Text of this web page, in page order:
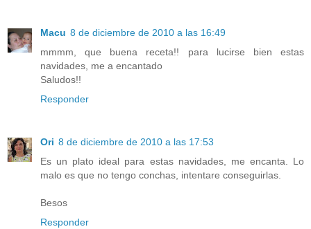
Macu 8 de diciembre de 2010 a las 16:49
mmmm, que buena receta!! para lucirse bien estas
navidades, me a encantado
Saludos!!
Responder
Ori 8 de diciembre de 2010 a las 17:53
Es un plato ideal para estas navidades, me encanta. Lo
malo es que no tengo conchas, intentare conseguirlas.
Besos
Responder